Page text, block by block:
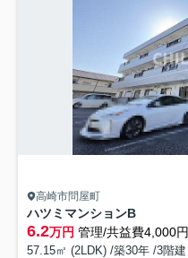
高崎市問屋町
ハツミマンションB
6.2万円 管理/共益費4,000円
57.15㎡ (2LDK) /築30年 /3階建